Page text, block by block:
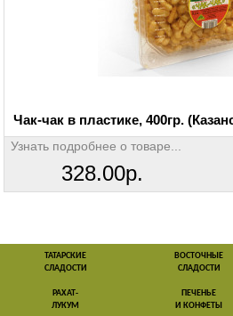
Чак-чак в пластике, 400гр.
Узнать подробнее о товаре...
328.00р.
ТАТАРСКИЕ
СЛАДОСТИ
ВОСТОЧНЫЕ
СЛАДОСТИ
РАХАТ-
ЛУКУМ
ПЕЧЕНЬЕ
И КОНФЕТЫ